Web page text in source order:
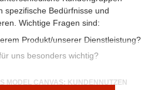
spezifische Bedürfnisse und
Wichtige Fragen sind:
Produkt/unserer Dienstleistung?
uns besonders wichtig?
MODEL CANVAS: KUNDENNUTZEN